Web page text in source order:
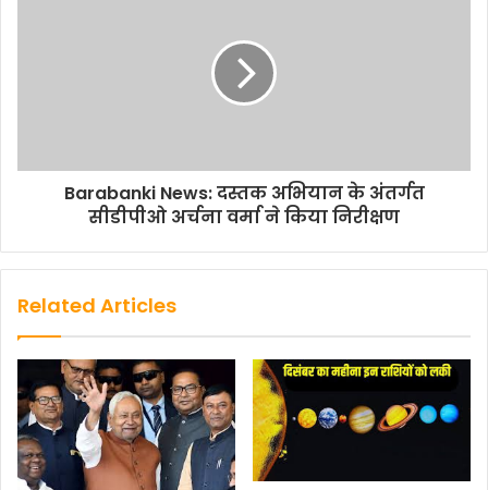
k
p
y
L
i
k
Barabanki News: दस्तक अभियान के अंतर्गत
सीडीपीओ अर्चना वर्मा ने किया निरीक्षण
Related Articles